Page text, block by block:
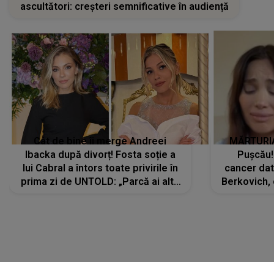
ascultători: creșteri semnificative în audiență
Cât de bine îi merge Andreei
Ibacka după divorț! Fosta soție a
lui Cabral a întors toate privirile în
prima zi de UNTOLD: „Parcă ai altă
cancer